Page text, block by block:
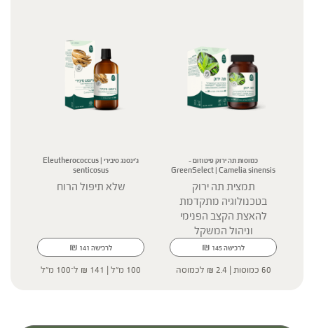
כמוסות תה ירוק פיטוזום –
GreenSelect | Camelia sinensis
תמצית תה ירוק
בטכנולוגיה מתקדמת
להאצת הקצב הפנימי
וניהול המשקל
לרכישה ₪ 145
60 כמוסות | ₪ 2.4 לכמוסה
ג'ינסנג סיבירי | Eleutherococcus
senticosus
שלא תיפול הרוח
לרכישה ₪ 141
100 מ"ל | ₪ 141 ל־100 מ"ל